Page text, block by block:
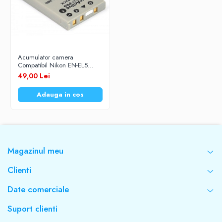
Acumulator camera
Compatibil Nikon EN-EL5
3,7V 1150mAh Li-Ion
EverActive CamPRO
49,00 Lei
Adauga in cos
Magazinul meu
Clienti
Date comerciale
Suport clienti